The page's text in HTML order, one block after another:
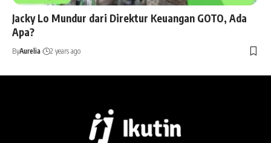
Jacky Lo Mundur dari Direktur Keuangan GOTO, Ada
Apa?
ByAurelia 2 years ago